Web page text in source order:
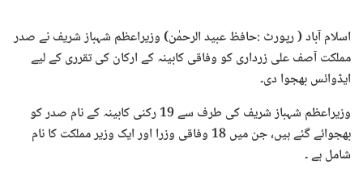
اسلام آباد ( رپورٹ :حافظ عبید الرحمٰن) وزیراعظم شہباز شریف نے صدر
مملکت آصف علی زرداری کو وفاقی کابینہ کے ارکان کی تقرری کے لیے
ایڈوائس بھجوا دی۔
وزیراعظم شہباز شریف کی طرف سے 19 رکنی کابینہ کے نام صدر کو
بھجوائے گئے ہیں، جن میں 18 وفاقی وزرا اور ایک وزیر مملکت کا نام
شامل ہے ۔